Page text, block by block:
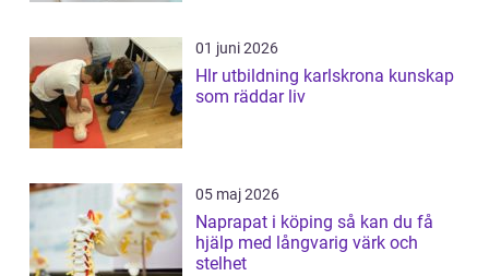
01 juni 2026
Hlr utbildning karlskrona kunskap
som räddar liv
05 maj 2026
Naprapat i köping så kan du få
hjälp med långvarig värk och
stelhet